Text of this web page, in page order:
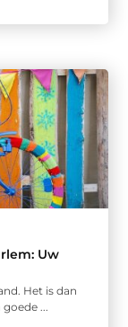
Uw
Het is dan
...